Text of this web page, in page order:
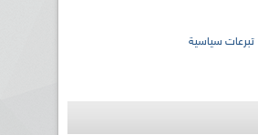
تبرعات سياسية